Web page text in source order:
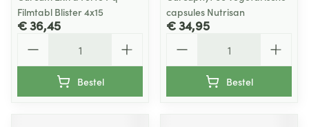
Filmtabl Blister 4x15
€ 36,45
Bestel
capsules Nutrisan
€ 34,95
Bestel